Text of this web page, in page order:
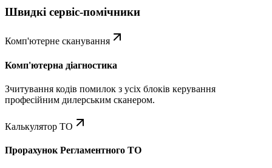
Швидкі сервіс-помічники
Комп'ютерне сканування
Комп'ютерна діагностика
Зчитування кодів помилок з усіх блоків керування
професійним дилерським сканером.
Калькулятор ТО
Прорахунок Регламентного ТО